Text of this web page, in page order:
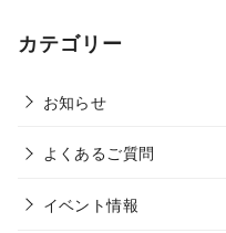
カテゴリー
お知らせ
よくあるご質問
イベント情報